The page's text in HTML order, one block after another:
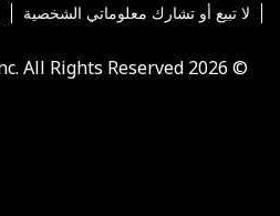
لا تبيع أو تشارك معلوماتي الشخصية
© 2026 Feld Entertainment, Inc. All Rights Reserved.